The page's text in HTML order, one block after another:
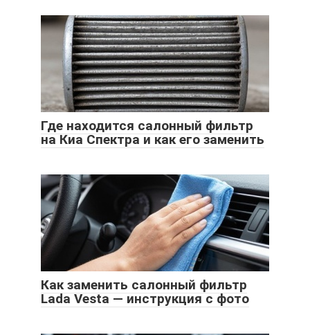
Где находится салонный фильтр
на Киа Спектра и как его заменить
Как заменить салонный фильтр
Lada Vesta — инструкция с фото